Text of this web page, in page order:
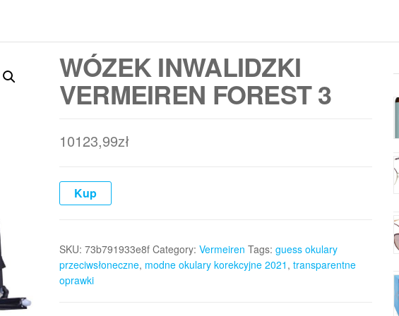
WÓZEK INWALIDZKI
VERMEIREN FOREST 3
10123,99zł
Kup
SKU: 73b791933e8f Category: Vermeiren Tags: guess okulary
przeciwsłoneczne, modne okulary korekcyjne 2021 , transparentne
oprawki